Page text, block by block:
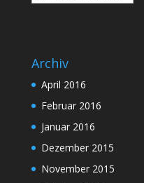
Archiv
April 2016
Februar 2016
Januar 2016
Dezember 2015
November 2015